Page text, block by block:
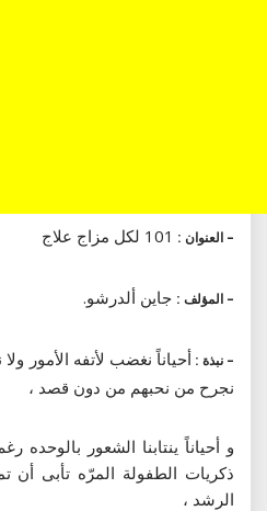
– العنوان : 101 لكل مزاج علاج
– المؤلف : جاين ألدرشو.
– نبذة : أحياناً نغضب لأتفه الأمور
نجرح من نحبهم من دون قصد ،
و أحياناً ينتابنا الشعور بالوحده
ذكريات الطفولة المرّه تأبى أن
الرشد ،